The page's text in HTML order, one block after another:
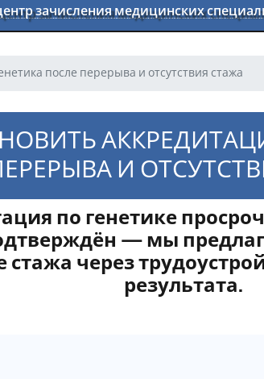
зачисления медицинских
после перерыва и отсутствия стажа
И
по генетике
— мы
стажа через
результата.